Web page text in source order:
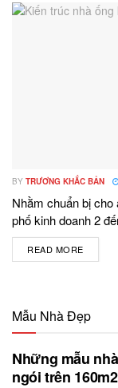
BY TRƯƠNG KHẮC BẢN
Nhằm chuẩn bị
phố kinh doanh 2
READ MORE
Mẫu Nhà Đẹp
Những mẫu
ngói trên 160m2